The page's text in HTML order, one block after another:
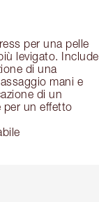
per una pelle
levigato. Include
di una
mani e
di un
per un effetto